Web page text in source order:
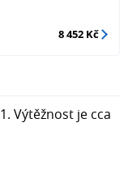
8 452 Kč
Výtěžnost je cca